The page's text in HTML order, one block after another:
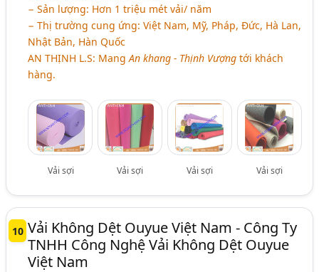
− Sản lượng: Hơn 1 triệu mét vải/ năm
− Thị trường cung ứng: Việt Nam, Mỹ, Pháp, Đức, Hà Lan,
Nhật Bản, Hàn Quốc
AN THỊNH L.S: MangAn khang - Thịnh Vượng tới khách
hàng.
Vải sợi Vải sợi Vải sợi Vải sợi
10 Vải Không Dệt Ouyue Việt Nam - Công Ty
TNHH Công Nghệ Vải Không Dệt Ouyue
Việt Nam